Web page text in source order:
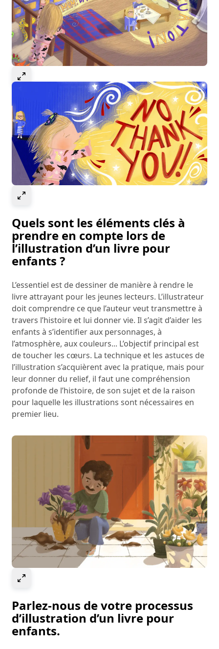
Quels sont les éléments clés à
prendre en compte lors de
l’illustration d’un livre pour
enfants ?
L’essentiel est de dessiner de manière à rendre le
livre attrayant pour les jeunes lecteurs. L’illustrateur
doit comprendre ce que l’auteur veut transmettre à
travers l’histoire et lui donner vie. Il s’agit d’aider les
enfants à s’identifier aux personnages, à
l’atmosphère, aux couleurs... L’objectif principal est
de toucher les cœurs. La technique et les astuces de
l’illustration s’acquièrent avec la pratique, mais pour
leur donner du relief, il faut une compréhension
profonde de l’histoire, de son sujet et de la raison
pour laquelle les illustrations sont nécessaires en
premier lieu.
Parlez-nous de votre processus
d’illustration d’un livre pour
enfants.